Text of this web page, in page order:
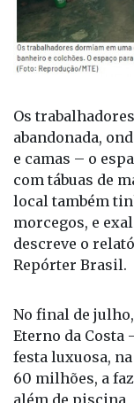
Os
com tábuas de
local também
morcegos, e
descreve o
Repórter Brasil.
No final de
festa luxuosa,
60 milhões, a
além de
estilo bangalô.